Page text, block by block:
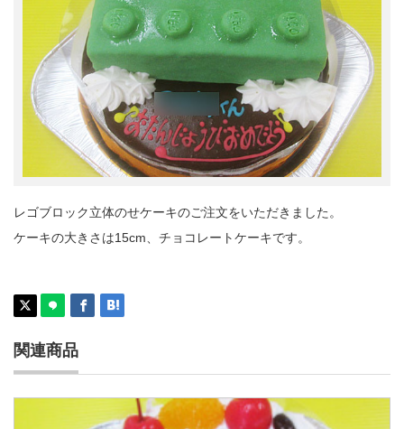
レゴブロック立体のせケーキのご注文をいただきました。
ケーキの大きさは15cm、チョコレートケーキです。
関連商品